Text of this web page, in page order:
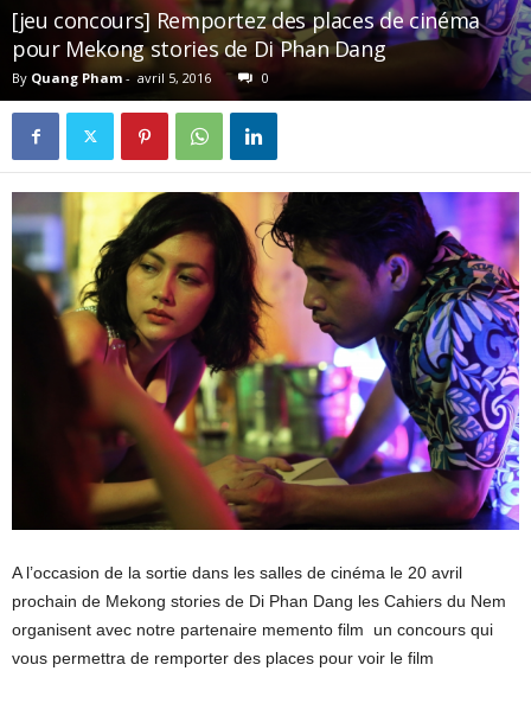
[jeu concours] Remportez des places de cinéma
pour Mekong stories de Di Phan Dang
By Quang Pham- avril 5, 2016 0
A l’occasion de la sortie dans les salles de cinéma le 20 avril
prochain de Mekong stories de Di Phan Dang les Cahiers du Nem
organisent avec notre partenaire memento film un concours qui
vous permettra de remporter des places pour voir le film